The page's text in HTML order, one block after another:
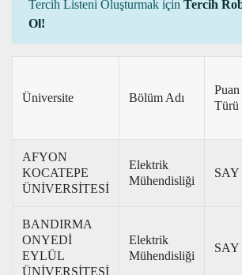
Tercih Listeni Oluşturmak için Tercih
Ol!
Üniversite Bölüm Adı
Puan
Türü
AFYON
KOCATEPE
ÜNİVERSİTESİ
Elektrik
Mühendisliği
SAY
BANDIRMA
ONYEDİ
EYLÜL
ÜNİVERSİTESİ
Elektrik
Mühendisliği
SAY